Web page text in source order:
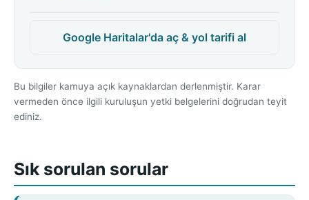
Google Haritalar'da aç & yol tarifi al
Bu bilgiler kamuya açık kaynaklardan derlenmiştir. Karar
vermeden önce ilgili kuruluşun yetki belgelerini doğrudan teyit
ediniz.
Sık sorulan sorular